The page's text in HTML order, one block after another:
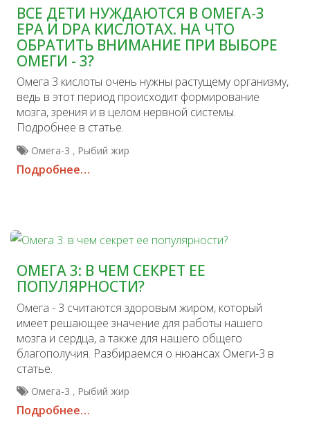
ВСЕ ДЕТИ НУЖДАЮТСЯ В ОМЕГА-3
EPA И DPA КИСЛОТАХ. НА ЧТО
ОБРАТИТЬ ВНИМАНИЕ ПРИ ВЫБОРЕ
ОМЕГИ - 3?
Омега 3 кислоты очень нужны растущему организму,
ведь в этот период происходит формирование
мозга, зрения и в целом нервной системы.
Подробнее в статье.
Омега-3 , Рыбий жир
Подробнее…
ОМЕГА 3: В ЧЕМ СЕКРЕТ ЕЕ
ПОПУЛЯРНОСТИ?
Омега - 3 считаются здоровым жиром, который
имеет решающее значение для работы нашего
мозга и сердца, а также для нашего общего
благополучия. Разбираемся о нюансах Омеги-3 в
статье.
Омега-3 , Рыбий жир
Подробнее…